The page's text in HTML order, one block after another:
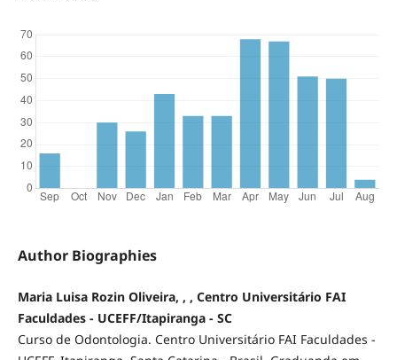
Author Biographies
Maria Luisa Rozin Oliveira, , , Centro Universitário FAI
Faculdades - UCEFF/Itapiranga - SC
Curso de Odontologia. Centro Universitário FAI Faculdades -